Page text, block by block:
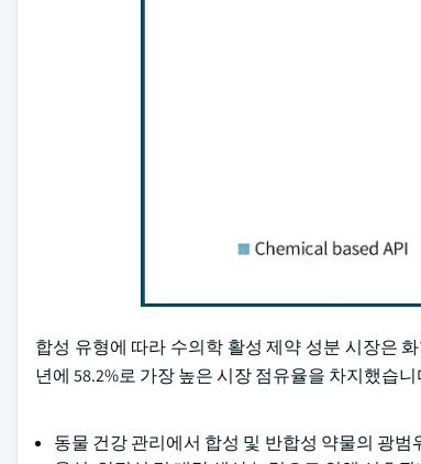
합성 유형에 따라 수의학 활성 제약 성분 시장은
년에 58.2%로 가장 높은 시장 점유율을 차지했습니
동물 건강 관리에서 합성 및 반합성 약물의 광